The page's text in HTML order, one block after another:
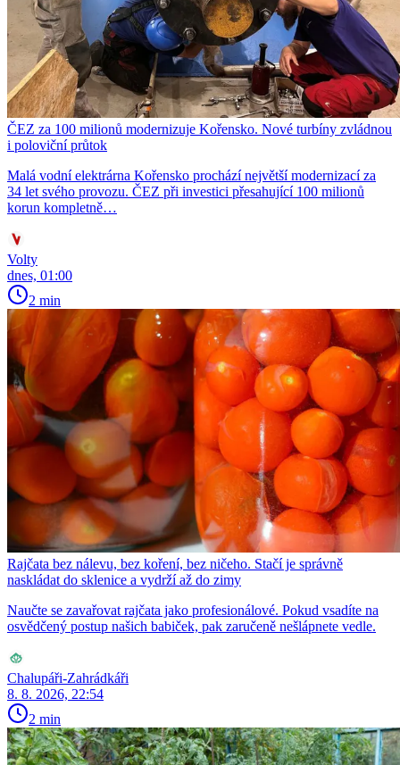
ČEZ za 100 milionů modernizuje Kořensko. Nové turbíny zvládnou
i poloviční průtok
Malá vodní elektrárna Kořensko prochází největší modernizací za
34 let svého provozu. ČEZ při investici přesahující 100 milionů
korun kompletně…
Volty
dnes, 01:00
2 min
Rajčata bez nálevu, bez koření, bez ničeho. Stačí je správně
naskládat do sklenice a vydrží až do zimy
Naučte se zavařovat rajčata jako profesionálové. Pokud vsadíte na
osvědčený postup našich babiček, pak zaručeně nešlápnete vedle.
Chalupáři-Zahrádkáři
8. 8. 2026, 22:54
2 min